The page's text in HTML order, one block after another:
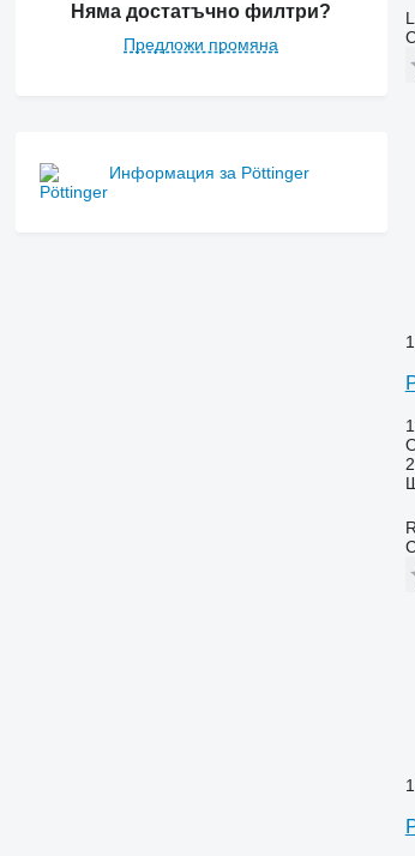
Няма достатъчно филтри?
Предложи промяна
Информация за Pöttinger